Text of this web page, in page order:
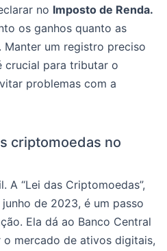
no Imposto de Renda.
os ganhos quanto as
um registro preciso
crucial para tributar o
problemas com a
criptomoedas no
A “Lei das Criptomoedas”,
de 2023, é um passo
Ela dá ao Banco Central
mercado de ativos digitais,